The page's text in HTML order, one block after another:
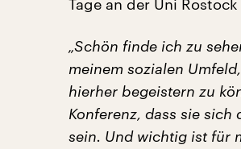
Tage an der Uni
„Schön finde ich zu
meinem sozialen
hierher begeistern zu
Konferenz, dass sie
sein. Und wichtig ist für